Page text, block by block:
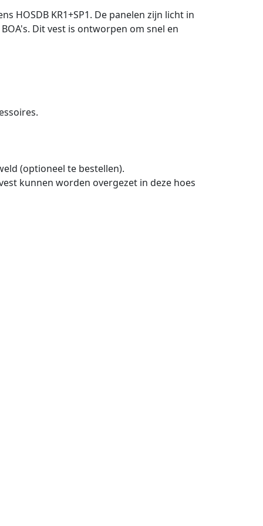
HOSDB KR1+SP1. De panelen zijn licht in
Dit vest is ontworpen om snel en
(optioneel te bestellen).
kunnen worden overgezet in deze hoes